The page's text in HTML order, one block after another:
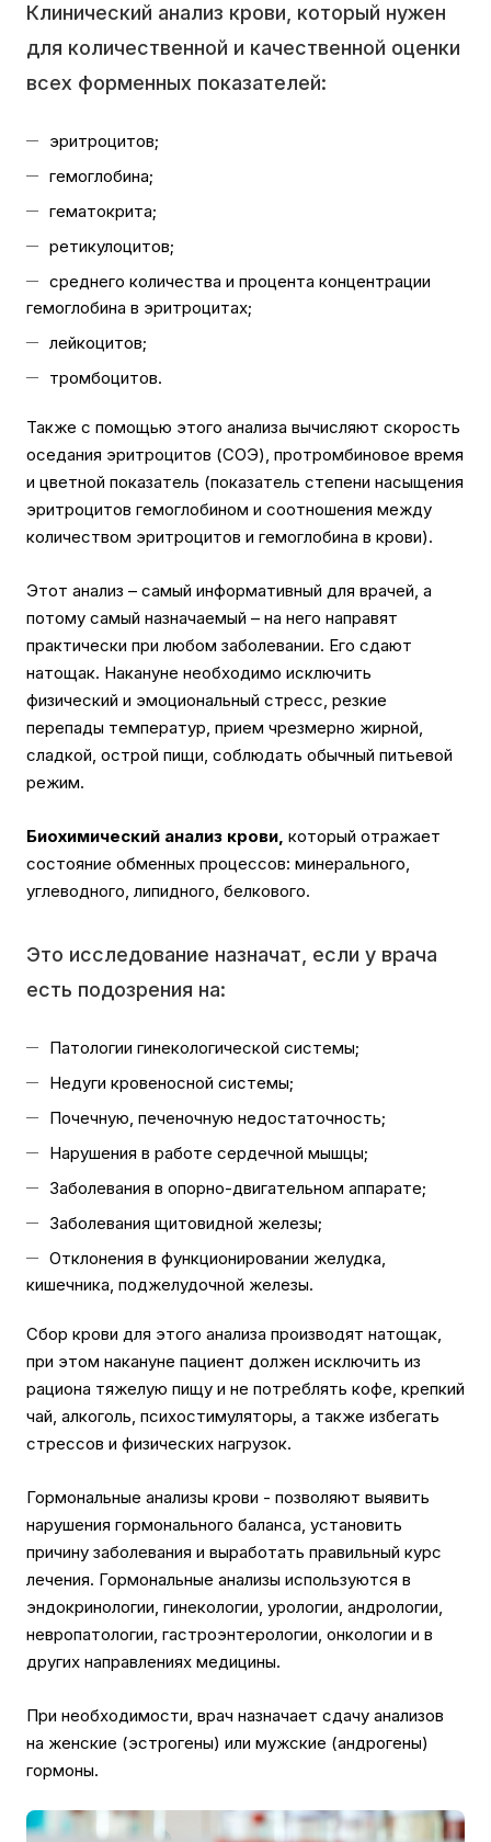
Клинический анализ крови, который нужен
для количественной и качественной оценки
всех форменных показателей:
эритроцитов;
гемоглобина;
гематокрита;
ретикулоцитов;
среднего количества и процента концентрации
гемоглобина в эритроцитах;
лейкоцитов;
тромбоцитов.
Также с помощью этого анализа вычисляют скорость
оседания эритроцитов (СОЭ), протромбиновое время
и цветной показатель (показатель степени насыщения
эритроцитов гемоглобином и соотношения между
количеством эритроцитов и гемоглобина в крови).
Этот анализ – самый информативный для врачей, а
потому самый назначаемый – на него направят
практически при любом заболевании. Его сдают
натощак. Накануне необходимо исключить
физический и эмоциональный стресс, резкие
перепады температур, прием чрезмерно жирной,
сладкой, острой пищи, соблюдать обычный питьевой
режим.
Биохимический анализ крови, который отражает
состояние обменных процессов: минерального,
углеводного, липидного, белкового.
Это исследование назначат, если у врача
есть подозрения на:
Патологии гинекологической системы;
Недуги кровеносной системы;
Почечную, печеночную недостаточность;
Нарушения в работе сердечной мышцы;
Заболевания в опорно-двигательном аппарате;
Заболевания щитовидной железы;
Отклонения в функционировании желудка,
кишечника, поджелудочной железы.
Сбор крови для этого анализа производят натощак,
при этом накануне пациент должен исключить из
рациона тяжелую пищу и не потреблять кофе, крепкий
чай, алкоголь, психостимуляторы, а также избегать
стрессов и физических нагрузок.
Гормональные анализы крови - позволяют выявить
нарушения гормонального баланса, установить
причину заболевания и выработать правильный курс
лечения. Гормональные анализы используются в
эндокринологии, гинекологии, урологии, андрологии,
невропатологии, гастроэнтерологии, онкологии и в
других направлениях медицины.
При необходимости, врач назначает сдачу анализов
на женские (эстрогены) или мужские (андрогены)
гормоны.